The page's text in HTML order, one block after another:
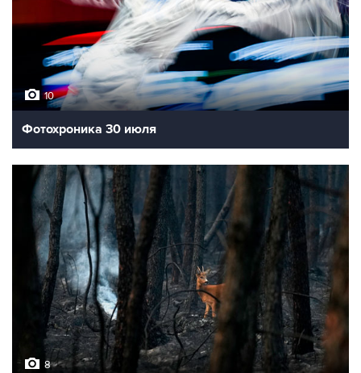
10
Фотохроника 30 июля
8